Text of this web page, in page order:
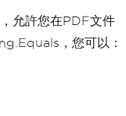
允許您在PDF文件
，您可以：